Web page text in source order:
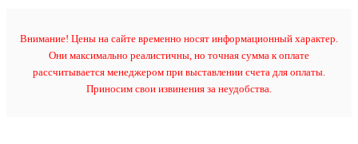
Внимание! Цены на сайте временно носят информационный характер.
Они максимально реалистичны, но точная сумма к оплате
рассчитывается менеджером при выставлении счета для оплаты.
Приносим свои извинения за неудобства.